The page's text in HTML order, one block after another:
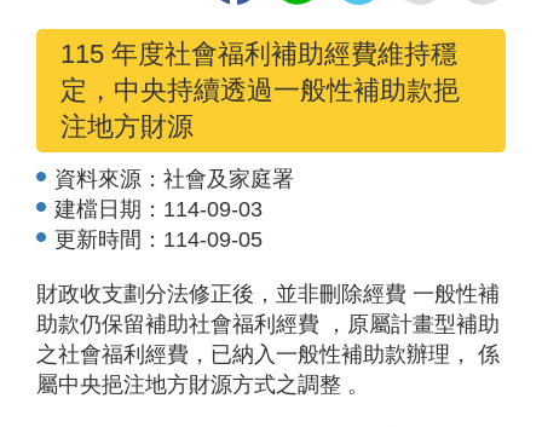
115 年度社會福利補助經費維持穩
定，中央持續透過一般性補助款挹
注地方財源
資料來源： 社會及家庭署
建檔日期： 114-09-03
更新時間： 114-09-05
財政收支劃分法修正後，並非刪除經費 一般性補
助款仍保留補助社會福利經費 ，原屬計畫型補助
之社會福利經費，已納入一般性補助款辦理， 係
屬中央挹注地方財源方式之調整 。